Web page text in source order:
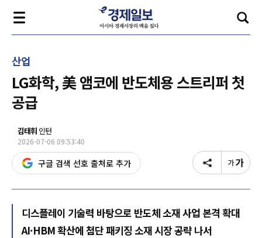
산업
LG화학, 美 앰코에 반도체용 스트리퍼 첫
공급
김태휘 인턴
2026-07-06 09:53:40
구글 검색 선호 출처로 추가
디스플레이 기술력 바탕으로 반도체 소재 사업 본격 확대
AI·HBM 확산에 첨단 패키징 소재 시장 공략 나서